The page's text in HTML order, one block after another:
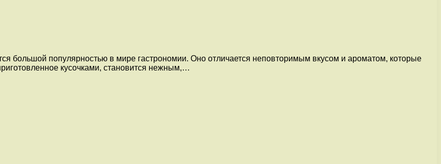
большой популярностью в мире гастрономии. Оно отличается неповторимым вкусом и ароматом, которые
кусочками, становится нежным,…